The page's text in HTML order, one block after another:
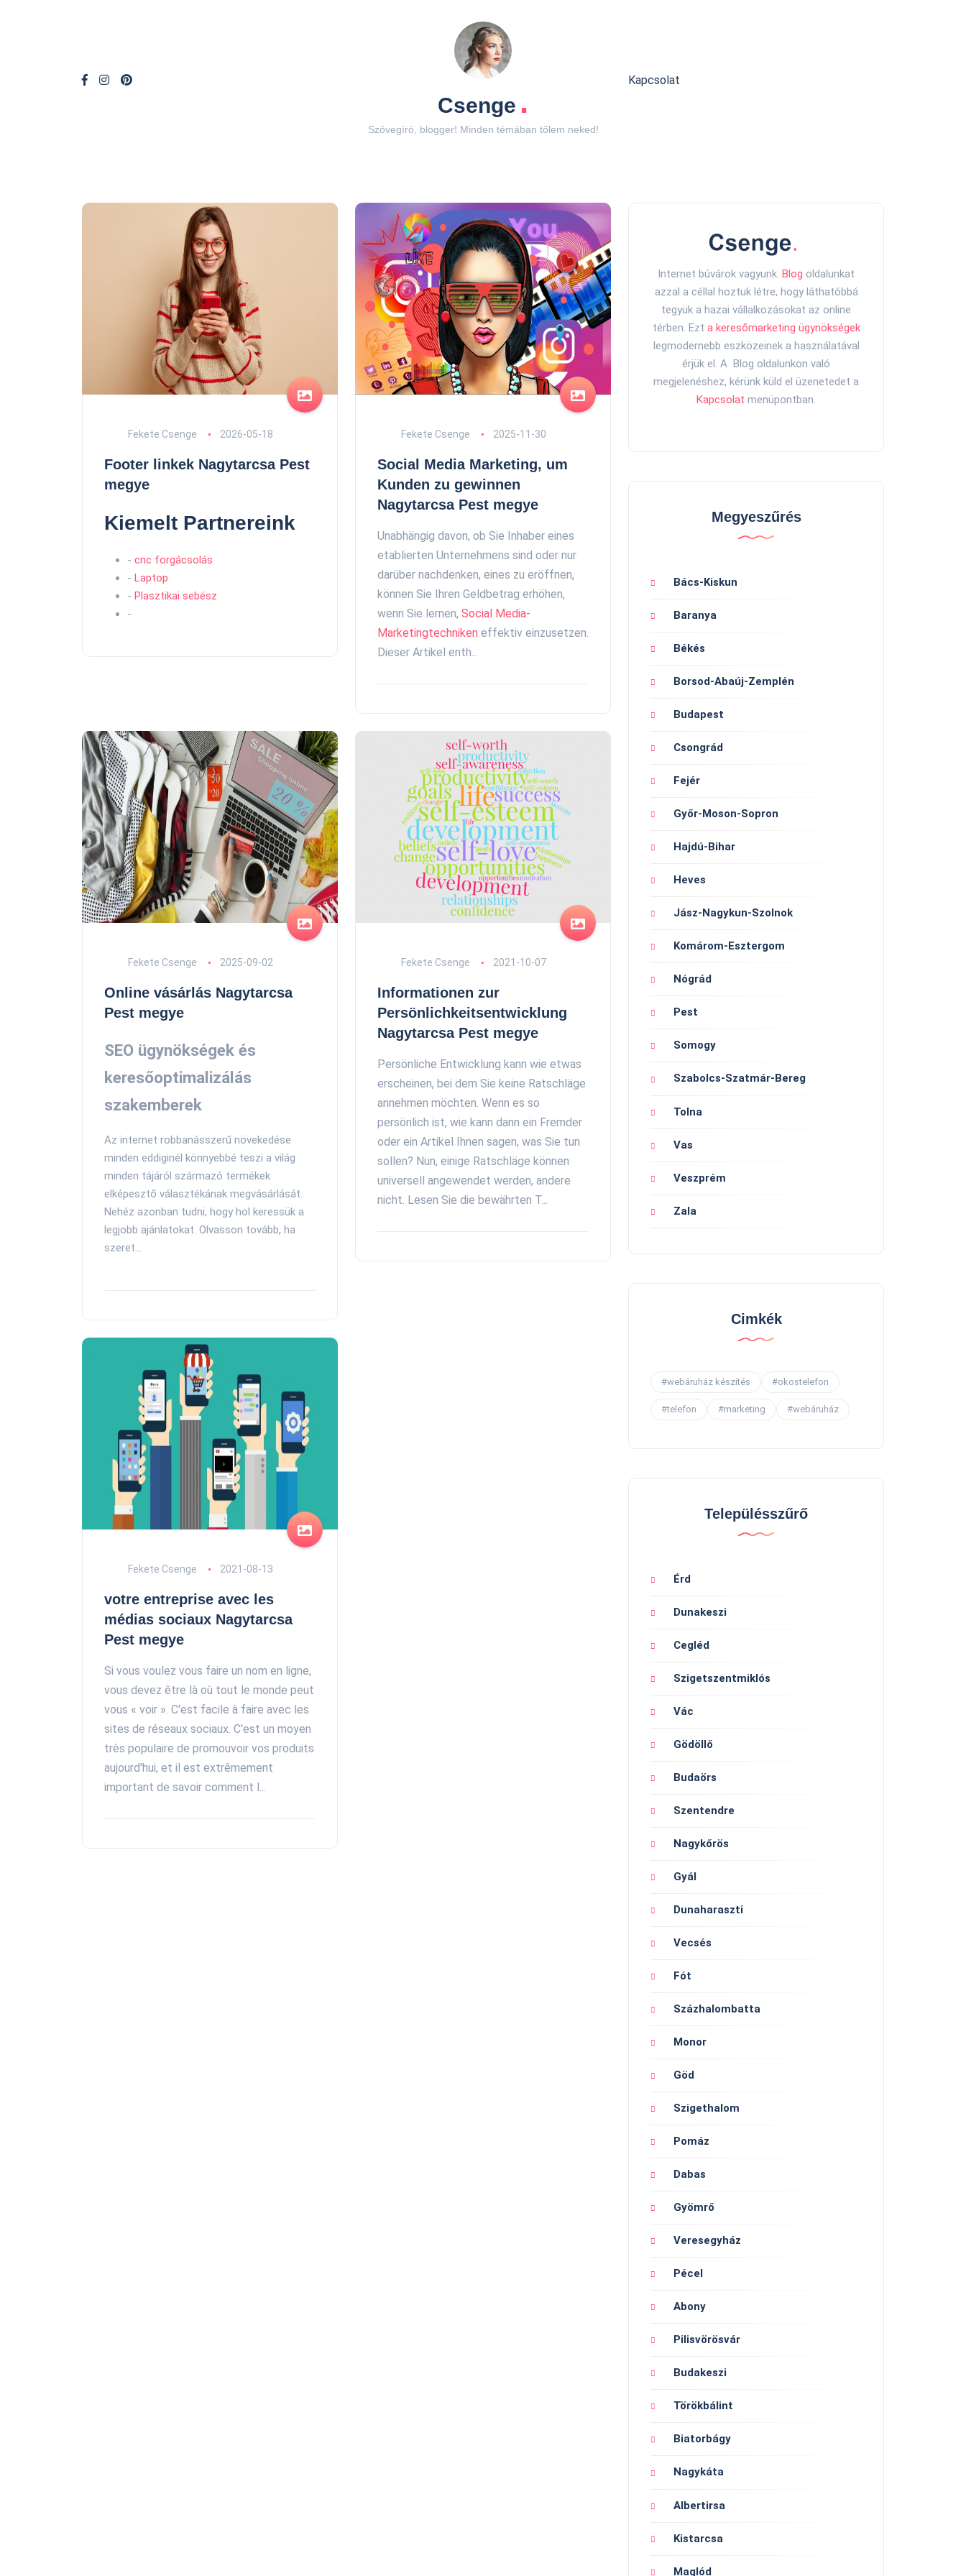
Csenge .
Szövegíró, blogger! Minden témában tőlem neked!
Kapcsolat
Fekete Csenge 2026-05-18
Footer linkek Nagytarcsa Pest
megye
Kiemelt Partnereink
- cnc forgácsolás
- Laptop
- Plasztikai sebész
-
Fekete Csenge 2025-11-30
Social Media Marketing, um
Kunden zu gewinnen
Nagytarcsa Pest megye
Unabhängig davon, ob Sie Inhaber eines
etablierten Unternehmens sind oder nur
darüber nachdenken, eines zu eröffnen,
können Sie Ihren Geldbetrag erhöhen,
wenn Sie lernen, Social Media-
Marketingtechniken effektiv einzusetzen.
Dieser Artikel enth...
Fekete Csenge 2025-09-02
Online vásárlás Nagytarcsa
Pest megye
SEO ügynökségek és
keresőoptimalizálás
szakemberek
Az internet robbanásszerű növekedése
minden eddiginél könnyebbé teszi a világ
minden tájáról származó termékek
elképesztő választékának megvásárlását.
Nehéz azonban tudni, hogy hol keressük a
legjobb ajánlatokat. Olvasson tovább, ha
szeret...
Fekete Csenge 2021-10-07
Informationen zur
Persönlichkeitsentwicklung
Nagytarcsa Pest megye
Persönliche Entwicklung kann wie etwas
erscheinen, bei dem Sie keine Ratschläge
annehmen möchten. Wenn es so
persönlich ist, wie kann dann ein Fremder
oder ein Artikel Ihnen sagen, was Sie tun
sollen? Nun, einige Ratschläge können
universell angewendet werden, andere
nicht. Lesen Sie die bewährten T...
Fekete Csenge 2021-08-13
votre entreprise avec les
médias sociaux Nagytarcsa
Pest megye
Si vous voulez vous faire un nom en ligne,
vous devez être là où tout le monde peut
vous « voir ». C'est facile à faire avec les
sites de réseaux sociaux. C'est un moyen
très populaire de promouvoir vos produits
aujourd'hui, et il est extrêmement
important de savoir comment l...
Internet búvárok vagyunk. Blog oldalunkat
azzal a céllal hoztuk létre, hogy láthatóbbá
tegyük a hazai vállalkozásokat az online
térben. Ezt a keresőmarketing ügynökségek
legmodernebb eszközeinek a használatával
érjük el. A Blog oldalunkon való
megjelenéshez, kérünk küld el üzenetedet a
Kapcsolat menüpontban.
Megyeszűrés
Bács-Kiskun
Baranya
Békés
Borsod-Abaúj-Zemplén
Budapest
Csongrád
Fejér
Győr-Moson-Sopron
Hajdú-Bihar
Heves
Jász-Nagykun-Szolnok
Komárom-Esztergom
Nógrád
Pest
Somogy
Szabolcs-Szatmár-Bereg
Tolna
Vas
Veszprém
Zala
Cimkék
#webáruház készítés #okostelefon
#telefon #marketing #webáruház
Településszűrő
Érd
Dunakeszi
Cegléd
Szigetszentmiklós
Vác
Gödöllő
Budaörs
Szentendre
Nagykőrös
Gyál
Dunaharaszti
Vecsés
Fót
Százhalombatta
Monor
Göd
Szigethalom
Pomáz
Dabas
Gyömrő
Veresegyház
Pécel
Abony
Pilisvörösvár
Budakeszi
Törökbálint
Biatorbágy
Nagykáta
Albertirsa
Kistarcsa
Maglód